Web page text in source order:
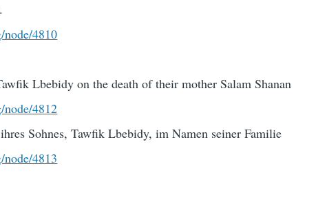
4810
Lbebidy on the death of their mother Salam Shanan
4812
Sohnes, Tawfik Lbebidy, im Namen seiner Familie
4813